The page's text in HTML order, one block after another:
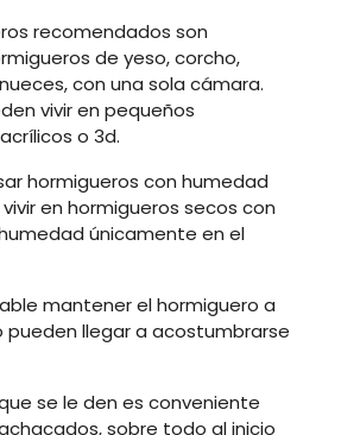
recomendados son
de yeso, corcho,
con una sola cámara.
vivir en pequeños
o 3d.
hormigueros con humedad
en hormigueros secos con
únicamente en el
mantener el hormiguero a
pueden llegar a acostumbrarse
se le den es conveniente
sobre todo al inicio